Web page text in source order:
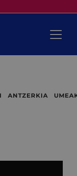
ANTZERKIA